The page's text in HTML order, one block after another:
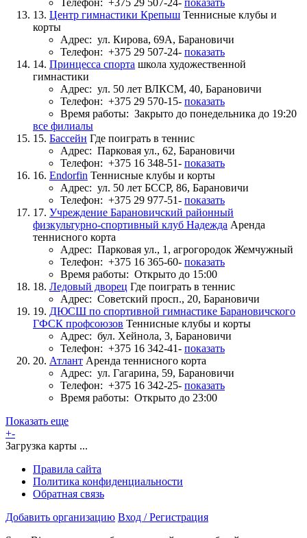
13. Центр гимнастики Крепыш Теннисные клубы и
корты
Адрес: ул. Кирова, 69А, Барановичи
Телефон: +375 29 507-24- показать
14. Принцесса спорта школа художественной
гимнастики
Адрес: ул. 50 лет ВЛКСМ, 40, Барановичи
Телефон: +375 29 570-15- показать
Время работы: Закрыто до понедельника до 19:20
все филиалы
15. Бассейн Где поиграть в теннис
Адрес: Парковая ул., 62, Барановичи
Телефон: +375 16 348-51- показать
16. Endorfin Теннисные клубы и корты
Адрес: ул. 50 лет БССР, 86, Барановичи
Телефон: +375 29 977-51- показать
17. Учреждение Барановичский районный
физкультурно-спортивный клуб Надежда Аренда
теннисного корта
Адрес: Парковая ул., 1, агрогородок Жемчужный
Телефон: +375 16 365-60- показать
Время работы: Открыто до 15:00
18. Ледовый дворец Где поиграть в теннис
Адрес: Советский просп., 20, Барановичи
19. ДЮСШ по спортивной гимнастике Барановичского
ГФСК профсоюзов Теннисные клубы и корты
Адрес: бул. Хейнола, 3, Барановичи
Телефон: +375 16 342-41- показать
20. Атлант Аренда теннисного корта
Адрес: ул. Гагарина, 59, Барановичи
Телефон: +375 16 342-25- показать
Время работы: Открыто до 23:00
Показать еще
+-
Загрузка карты ...
Правила сайта
Политика конфиденциальности
Обратная связь
Добавить организацию Вход / Регистрация